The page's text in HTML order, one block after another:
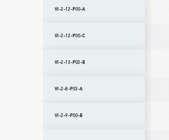
VI-2-12-P00-A
VI-2-12-P00-C
VI-2-13-P02-B
VI-2-8-P03-A
VI-2-9-P00-B